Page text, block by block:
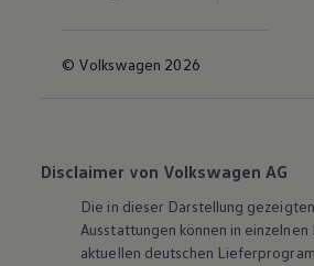
© Volkswagen 2026
Disclaimer von Volkswagen AG
Die in dieser Darstellung
Ausstattungen können in
aktuellen deutschen